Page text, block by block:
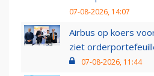
07-08-2026, 14:07
Airbus op koers
ziet
07-08-2026, 11:44